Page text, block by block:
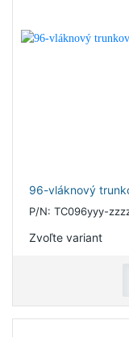
96-vláknový
P/N: TC096yyy-
Zvoľte variant